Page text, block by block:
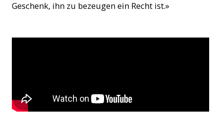
Geschenk, ihn zu bezeugen ein Recht ist.»